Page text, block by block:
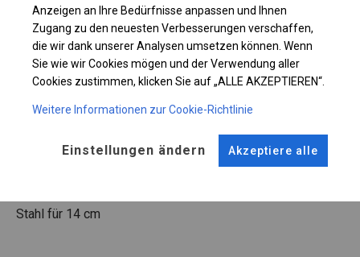
KONSTRUKTION
WINTER
Stahl ca.fi 50 mm Stahl ca.fi 54 mm
Stahl für 14 cm
Anzeigen an Ihre Bedürfnisse anpassen und Ihnen
Zugang zu den neuesten Verbesserungen verschaffen,
die wir dank unserer Analysen umsetzen können. Wenn
Sie wie wir Cookies mögen und der Verwendung aller
Cookies zustimmen, klicken Sie auf „ALLE AKZEPTIEREN“.
Weitere Informationen zur Cookie-Richtlinie
Einstellungen ändern Akzeptiere alle